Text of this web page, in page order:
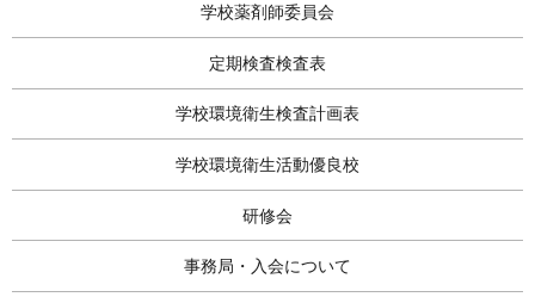
学校薬剤師委員会
定期検査検査表
学校環境衛生検査計画表
学校環境衛生活動優良校
研修会
事務局・入会について